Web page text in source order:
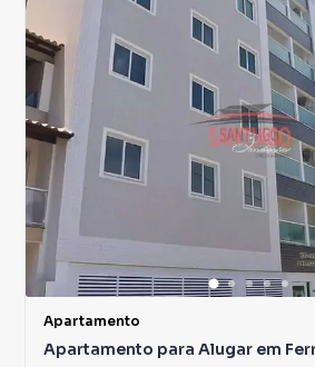
Apartamento
Apartamento para Alugar em